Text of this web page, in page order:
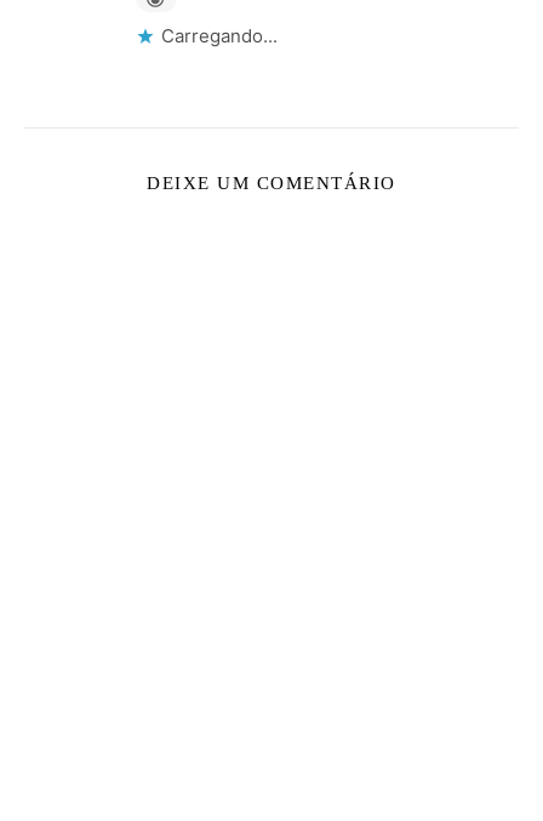
Carregando...
DEIXE UM COMENTÁRIO